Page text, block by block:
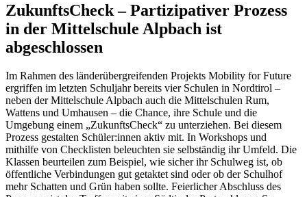
ZukunftsCheck – Partizipativer Prozess
in der Mittelschule Alpbach ist
abgeschlossen
Im Rahmen des länderübergreifenden Projekts Mobility for Future
ergriffen im letzten Schuljahr bereits vier Schulen in Nordtirol –
neben der Mittelschule Alpbach auch die Mittelschulen Rum,
Wattens und Umhausen – die Chance, ihre Schule und die
Umgebung einem „ZukunftsCheck“ zu unterziehen. Bei diesem
Prozess gestalten Schüler:innen aktiv mit. In Workshops und
mithilfe von Checklisten beleuchten sie selbständig ihr Umfeld. Die
Klassen beurteilen zum Beispiel, wie sicher ihr Schulweg ist, ob
öffentliche Verbindungen gut getaktet sind oder ob der Schulhof
mehr Schatten und Grün haben sollte. Feierlicher Abschluss des